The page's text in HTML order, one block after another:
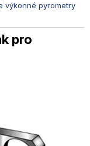
výkonné pyrometry
pro